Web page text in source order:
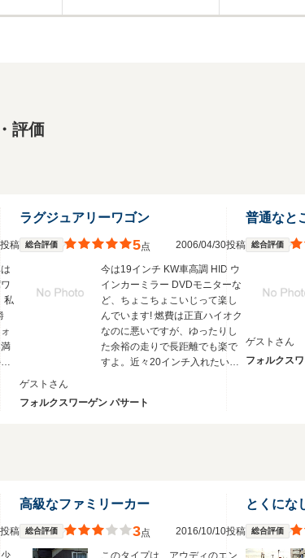
評価
稿
私
ラグジュアリーワゴン
総合評価 5点 2006/04/30投稿
今は19インチ KW車高調 HID ウ
インカーミラー DVDモニターな
ど、ちょこちょこいじって楽し
んでいます! 燃費は正直ハイオク
なのに悪いですが、ゆったりし
た余裕の走りで長距離でも楽で
すよ。近々20インチ入れたいけ
ゲストさん
フォルクスワーゲン パサート
普通なと
総合評価
ゲストさん
フォルクス
稿
高級なファミリーカー
総合評価 3点 2016/10/10投稿
このタイプは、アウディのエン
とくにな
総合評価